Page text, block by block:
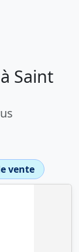
Saint
vente